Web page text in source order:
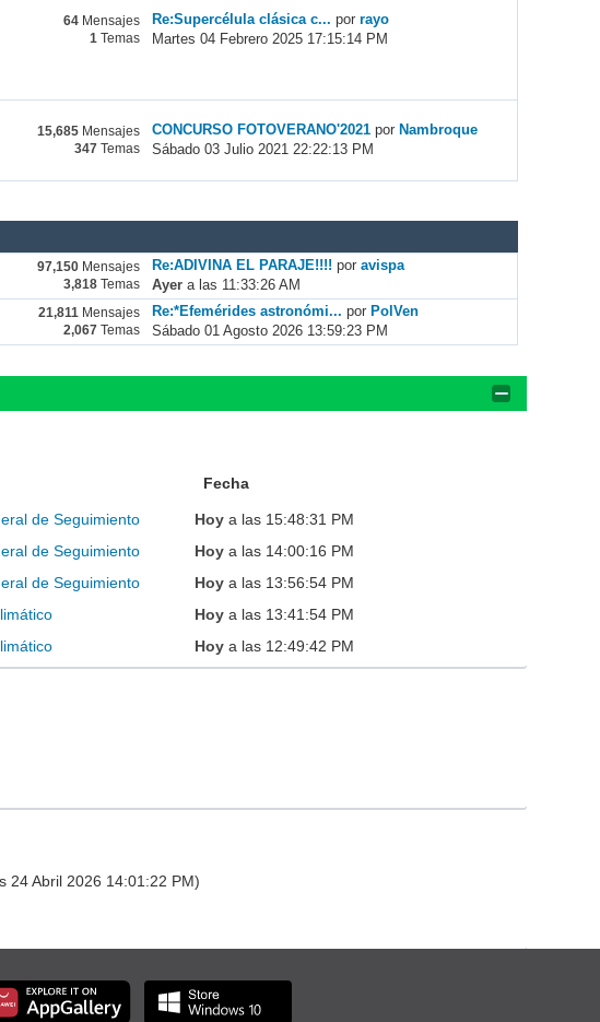
64 Mensajes
1 Temas
Re:Supercélula clásica c... porrayo
Martes 04 Febrero 2025 17:15:14 PM
15,685 Mensajes
347
Temas
CONCURSO FOTOVERANO'2021 por Nambroque
Sábado 03 Julio 2021 22:22:13 PM
97,150 Mensajes
3,818 Temas
Re:ADIVINA EL PARAJE!!!! poravispa
Ayer a las 11:33:26 AM
21,811 Mensajes
2,067
Temas
Re:*Efemérides astronómi... por PolVen
Sábado 01 Agosto 2026 13:59:23 PM
Fecha
de Seguimiento Hoy a las 15:48:31 PM
de Seguimiento Hoy a las 14:00:16 PM
de Seguimiento Hoy a las 13:56:54 PM
Hoy a las 13:41:54 PM
Hoy a las 12:49:42 PM
24 Abril 2026 14:01:22 PM)